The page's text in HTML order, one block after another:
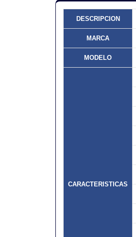
DESCRIPCION
MARCA
MODELO
CARACTERISTICAS